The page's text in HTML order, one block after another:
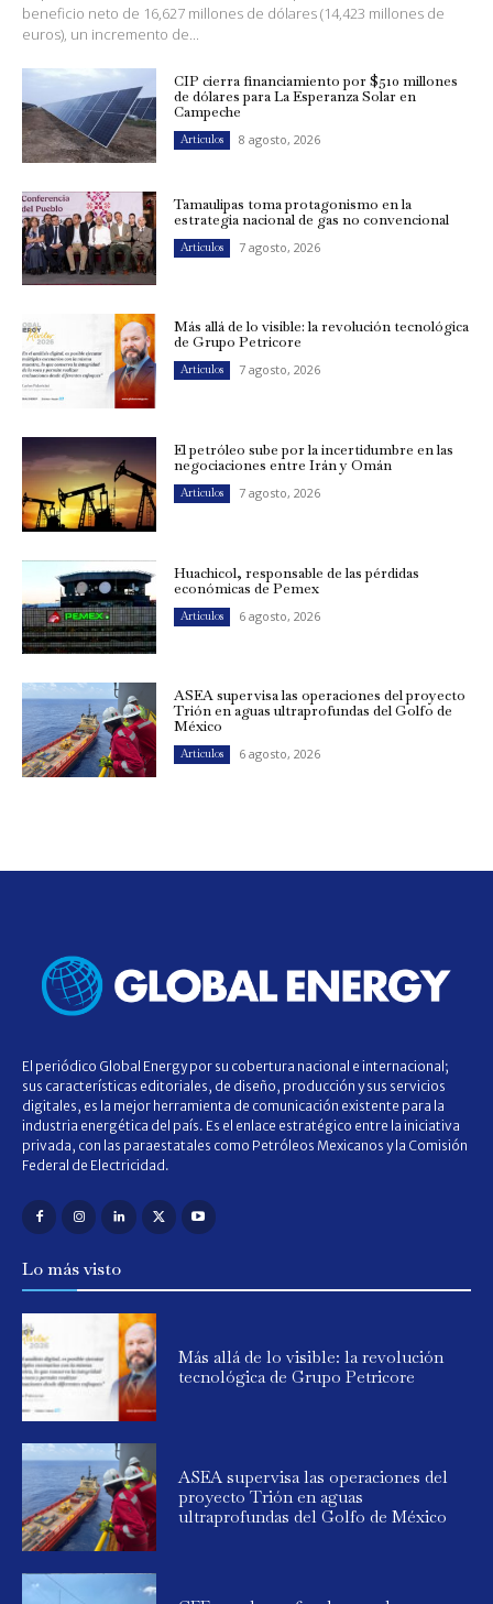
beneficio neto de 16,627 millones de dólares (14,423 millones de
euros), un incremento de...
CIP cierra financiamiento por $510 millones
de dólares para La Esperanza Solar en
Campeche
Artículos 8 agosto, 2026
Tamaulipas toma protagonismo en la
estrategia nacional de gas no convencional
Artículos 7 agosto, 2026
Más allá de lo visible: la revolución tecnológica
de Grupo Petricore
Artículos 7 agosto, 2026
El petróleo sube por la incertidumbre en las
negociaciones entre Irán y Omán
Artículos 7 agosto, 2026
Huachicol, responsable de las pérdidas
económicas de Pemex
Artículos 6 agosto, 2026
ASEA supervisa las operaciones del proyecto
Trión en aguas ultraprofundas del Golfo de
México
Artículos 6 agosto, 2026
El periódico Global Energy por su cobertura nacional e internacional;
sus características editoriales, de diseño, producción y sus servicios
digitales, es la mejor herramienta de comunicación existente para la
industria energética del país. Es el enlace estratégico entre la iniciativa
privada, con las paraestatales como Petróleos Mexicanos y la Comisión
Federal de Electricidad.
Lo más visto
Más allá de lo visible: la revolución
tecnológica de Grupo Petricore
ASEA supervisa las operaciones del
proyecto Trión en aguas
ultraprofundas del Golfo de México